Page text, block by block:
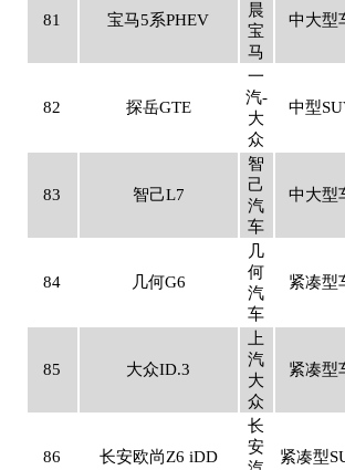
81 宝马5系PHEV
晨
宝
马
中大型
82 探岳GTE
一
汽-
大
众
中型
83 智己L7
智
己
汽
车
中大型
84 几何G6
几
何
汽
车
紧凑型
85 大众ID.3
上
汽
大
众
紧凑型
86 长安欧尚Z6 iDD
长
安
紧凑型